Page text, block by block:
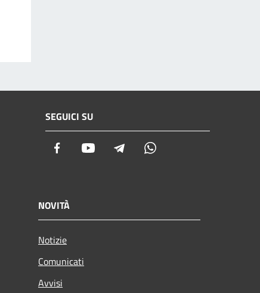
SEGUICI SU
Facebook Youtube Telegram
NOVITÀ
Notizie
Comunicati
Avvisi